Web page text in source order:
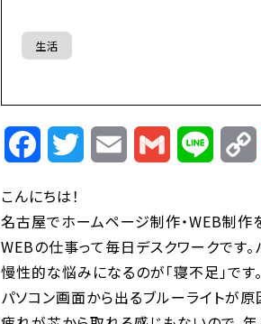
生活
FacebookTwitterEmail Gmail Line
こんにちは！
名古屋でホームページ制作・WEB制作
WEBの仕事って毎日デスクワークです
慢性的な悩みになるのが「寝不足」です。
パソコン画面から出るブルーライトが原